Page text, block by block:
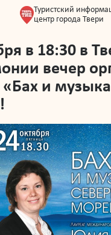
Туристский
центр города Твери
в 18:30 в
вечер
и